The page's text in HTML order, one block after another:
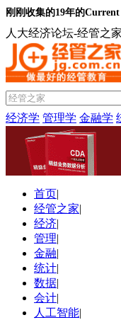
刚刚收集的19年的
人大经济论坛-经管之家
经济学 管理学 金融学
首页|
经管之家|
经济|
管理|
金融|
统计|
数据|
会计|
人工智能|